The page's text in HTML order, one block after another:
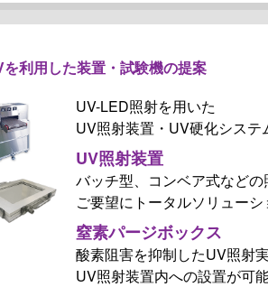
を利用した装置・試験機の提案
UV-LED照射を用いた
UV照射装置・UV硬化システ
UV照射装置
バッチ型、コンベア式などの
ご要望にトータルソリューシ
窒素パージボックス
酸素阻害を抑制したUV照射
UV照射装置内への設置が可